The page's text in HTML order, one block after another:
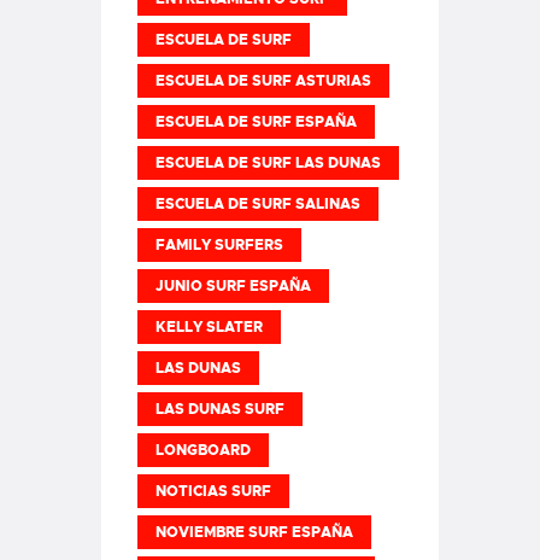
ESCUELA DE SURF
ESCUELA DE SURF ASTURIAS
ESCUELA DE SURF ESPAÑA
ESCUELA DE SURF LAS DUNAS
ESCUELA DE SURF SALINAS
FAMILY SURFERS
JUNIO SURF ESPAÑA
KELLY SLATER
LAS DUNAS
LAS DUNAS SURF
LONGBOARD
NOTICIAS SURF
NOVIEMBRE SURF ESPAÑA